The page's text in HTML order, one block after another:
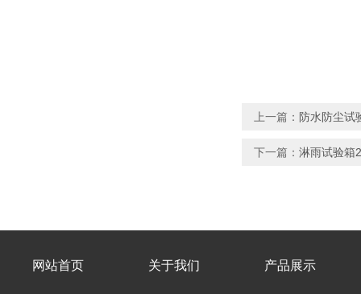
上一篇： 防水防尘试
下一篇： 淋雨试验箱
网站首页 关于我们 产品展示